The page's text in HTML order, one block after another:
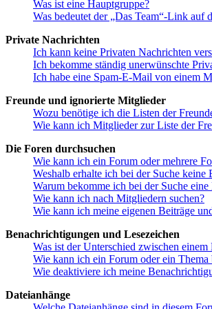
Was ist eine Hauptgruppe?
Was bedeutet der „Das Team“-Link auf
Private Nachrichten
Ich kann keine Privaten Nachrichten
Ich bekomme ständig unerwünschte
Ich habe eine Spam-E-Mail von einem
Freunde und ignorierte Mitglieder
Wozu benötige ich die Listen der
Wie kann ich Mitglieder zur Liste der
Die Foren durchsuchen
Wie kann ich ein Forum oder mehrere
Weshalb erhalte ich bei der Suche keine
Warum bekomme ich bei der Suche eine
Wie kann ich nach Mitgliedern suchen?
Wie kann ich meine eigenen Beiträge
Benachrichtigungen und Lesezeichen
Was ist der Unterschied zwischen
Wie kann ich ein Forum oder ein Thema
Wie deaktiviere ich meine
Dateianhänge